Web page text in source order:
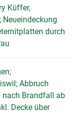
Küffer,
Neueindeckung
durch
Abbruch
nach Brandfall ab
Decke über